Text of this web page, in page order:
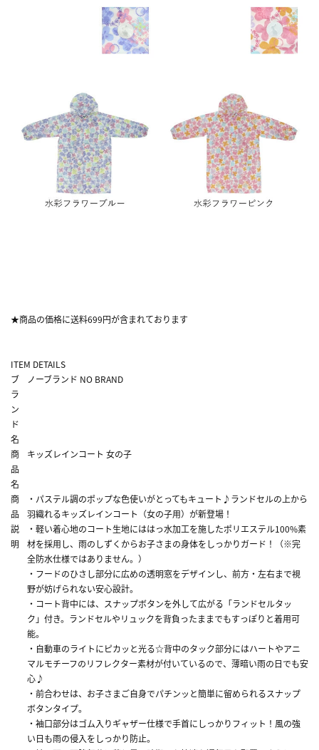
★商品の価格に送料699円が含まれております
ITEM DETAILS
ブ
ラ
ン
ド
名
ノーブランド NO BRAND
商
品
名
キッズレインコート 女の子
商
品
説
明
・パステル調のポップな色使いがとってもキュート♪ランドセルの上から
羽織れるキッズレインコート（女の子用）が新登場！
・軽い着心地のコート生地にははっ水加工を施したポリエステル100%素
材を採用し、雨のしずくからお子さまの身体をしっかりガード！（※完
全防水仕様ではありません。）
・フードのひさし部分に広めの透明窓をデザインし、前方・左右まで視
野が妨げられない安心設計。
・コート背中には、スナップボタンを外して広がる「ランドセルタッ
ク」付き。ランドセルやリュックを背負ったままでもすっぽりと着用可
能。
・自動車のライトにピカッと光る☆背中のタック部分にはハートやアニ
マルモチーフのリフレクター素材が付いているので、薄暗い雨の日でも安
心♪
・前合わせは、お子さまご自身でパチンッと簡単に留められるスナップ
ボタンタイプ。
・袖口部分はゴム入りギャザー仕様で手首にしっかりフィット！風の強
い日も雨の侵入をしっかり防止。